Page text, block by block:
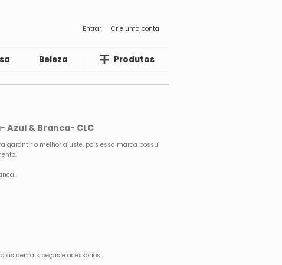
Entrar Crie uma conta
Beleza LiquidaProdutos
Azul & Branca- CLC
garantir o melhor ajuste, pois essa marca possui
as demais peças e acessórios.